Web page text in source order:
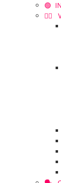
🟢
🏳️‍🌈